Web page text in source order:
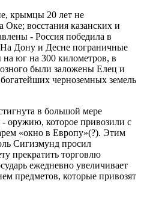
крымцы 20 лет не
Оке; восстания казанских и
- Россия победила в
Дону и Десне пограничные
юг на 300 километров, в
были заложены Елец и
черноземных земель
в большой мере
оружию, которое привозили с
«окно в Европу»(?). Этим
Сигизмунд просил
прекратить торговлю
ежедневно увеличивает
предметов, которые привозят